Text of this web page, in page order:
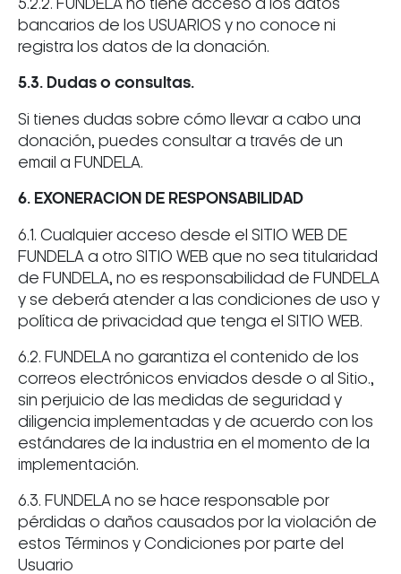
5.2.2. FUNDELA no tiene acceso a los datos
bancarios de los USUARIOS y no conoce ni
registra los datos de la donación.
5.3. Dudas o consultas.
Si tienes dudas sobre cómo llevar a cabo una
donación, puedes consultar a través de un
email a FUNDELA.
6. EXONERACION DE RESPONSABILIDAD
6.1. Cualquier acceso desde el SITIO WEB DE
FUNDELA a otro SITIO WEB que no sea titularidad
de FUNDELA, no es responsabilidad de FUNDELA
y se deberá atender a las condiciones de uso y
política de privacidad que tenga el SITIO WEB.
6.2. FUNDELA no garantiza el contenido de los
correos electrónicos enviados desde o al Sitio.,
sin perjuicio de las medidas de seguridad y
diligencia implementadas y de acuerdo con los
estándares de la industria en el momento de la
implementación.
6.3. FUNDELA no se hace responsable por
pérdidas o daños causados por la violación de
estos Términos y Condiciones por parte del
Usuario